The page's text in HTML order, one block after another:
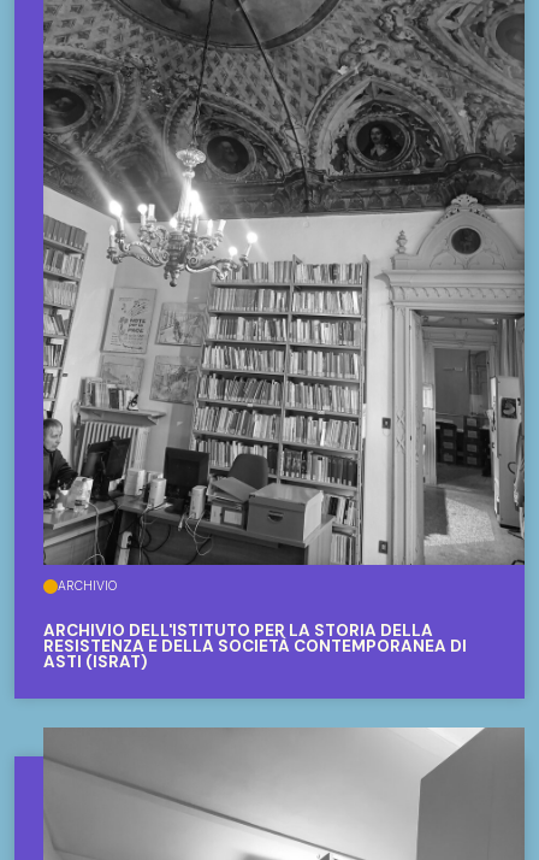
ARCHIVIO
ARCHIVIO DELL'ISTITUTO PER LA STORIA DELLA
RESISTENZA E DELLA SOCIETÀ CONTEMPORANEA DI
ASTI (ISRAT)